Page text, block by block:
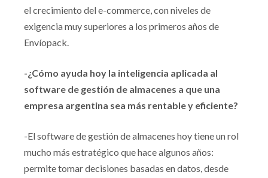
el crecimiento del e-commerce, con niveles de
exigencia muy superiores a los primeros años de
Envíopack.
-¿Cómo ayuda hoy la inteligencia aplicada al
software de gestión de almacenes a que una
empresa argentina sea más rentable y eficiente?
-El software de gestión de almacenes hoy tiene un rol
mucho más estratégico que hace algunos años:
permite tomar decisiones basadas en datos, desde